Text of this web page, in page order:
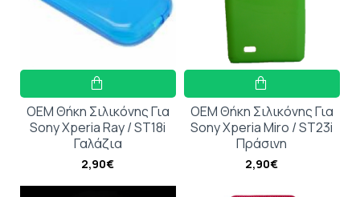
OEM Θήκη Σιλικόνης Για
Sony Xperia Ray / ST18i
Γαλάζια
2,90€
OEM Θήκη Σιλικόνης Για
Sony Xperia Miro / ST23i
Πράσινη
2,90€